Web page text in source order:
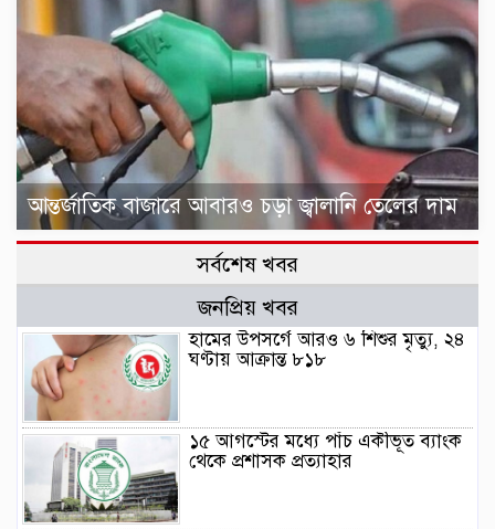
আন্তর্জাতিক বাজারে আবারও চড়া জ্বালানি তেলের দাম
সর্বশেষ খবর
জনপ্রিয় খবর
হামের উপসর্গে আরও ৬ শিশুর মৃত্যু, ২৪
ঘণ্টায় আক্রান্ত ৮১৮
১৫ আগস্টের মধ্যে পাঁচ একীভূত ব্যাংক
থেকে প্রশাসক প্রত্যাহার